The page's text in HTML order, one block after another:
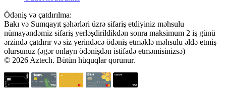
Ödəniş və çatdırılma:
Bakı və Sumqayıt şəhərləri üzrə sifariş etdiyiniz məhsulu
nümayəndəmiz sifariş yerləşdirildikdən sonra maksimum 2 iş günü
ərzində çatdırır və siz yerindəcə ödəniş etməklə məhsulu əldə etmiş
olursunuz (əgər onlayn ödənişdən istifadə etməmisinizsə)
© 2026 Aztech. Bütün hüquqlar qorunur.